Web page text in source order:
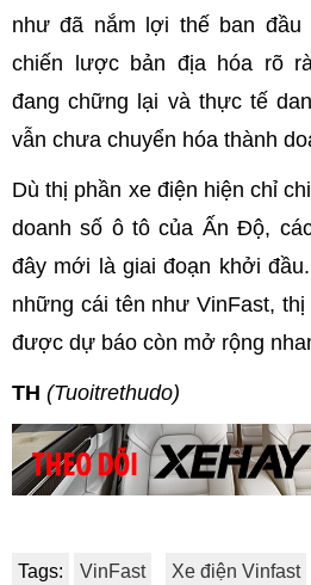
như đã nắm lợi thế ban đầu
chiến lược bản địa hóa rõ
đang chững lại và thực tế
vẫn chưa chuyển hóa thành
Dù thị phần xe điện hiện chỉ
doanh số ô tô của Ấn Độ,
đây mới là giai đoạn khởi
những cái tên như VinFast,
được dự báo còn mở rộng
TH (Tuoitrethudo)
Tags: VinFast Xe điện Vinfast